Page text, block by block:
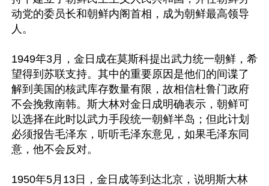
动党的委员长和朝鲜内阁首相，成为朝鲜最高领导
人。
1949年3月，金日成在莫斯科提出武力统一朝鲜，希
望得到苏联支持。其中的重要原因是他们的间谍了
解到美国的核武库存数量有限，故相信杜鲁门政府
不会挽救南韩。斯大林对金日成明确表示，朝鲜可
以选择在此时以武力手段统一朝鲜半岛；但此计划
必须报告毛泽东，听听毛泽东意见，如果毛泽东同
意，他不会反对。
1950年5月13日，金日成等到达北京，说明斯大林